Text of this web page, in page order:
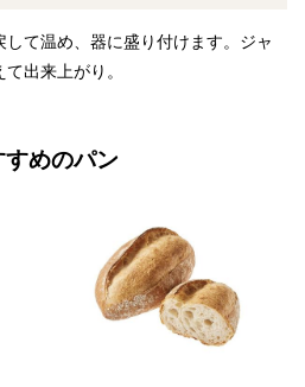
て温め、器に盛り付けます。ジャ
出来上がり。
すめのパン